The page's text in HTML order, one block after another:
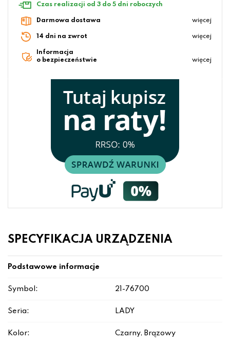
Czas realizacji od 3 do 5 dni roboczych
Darmowa dostawa więcej
14 dni na zwrot więcej
Informacja
o bezpieczeństwie
więcej
SPECYFIKACJA URZĄDZENIA
Podstawowe informacje
Symbol: 21-76700
Seria: LADY
Kolor: Czarny, Brązowy